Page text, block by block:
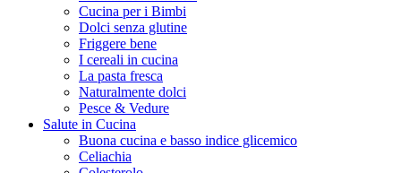
Cucina per i Bimbi
Dolci senza glutine
Friggere bene
I cereali in cucina
La pasta fresca
Naturalmente dolci
Pesce & Vedure
Salute in Cucina
Buona cucina e basso indice glicemico
Celiachia